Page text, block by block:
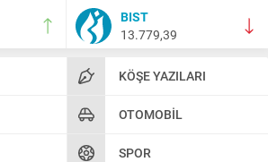
BIST
13.779,39
KÖŞE YAZILARI
OTOMOBIL
SPOR